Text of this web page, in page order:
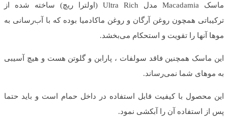
ماسک Macadamia مدل Ultra Rich (اولترا ریچ) ساخته شده از
ترکیباتی همچون روغن آرگان و روغن ماکادمیا بوده که با آب‌رسانی به
موها آنها را تقویت و استحکام می‌بخشد.
این ماسک همچنین فاقد سولفات ، پارابن و گلوتن هست و هیچ آسیبی
به موهای شما نمی‌رساند.
این محصول با کیفیت قابل استفاده در داخل حمام است و باید حتما
پس از استفاده آن را آبکشی نمود.